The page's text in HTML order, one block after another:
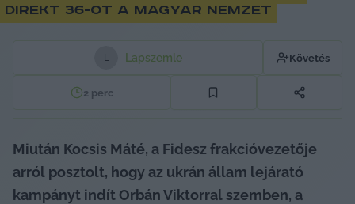
Direkt 36-ot a Magyar Nemzet
L Lapszemle Követés
2 perc
Miután Kocsis Máté, a Fidesz frakcióvezetője
arról posztolt, hogy az ukrán állam lejárató
kampányt indít Orbán Viktorral szemben, a